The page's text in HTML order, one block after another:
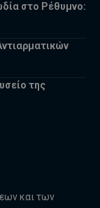
στο Ρέθυμνο:
της
και των